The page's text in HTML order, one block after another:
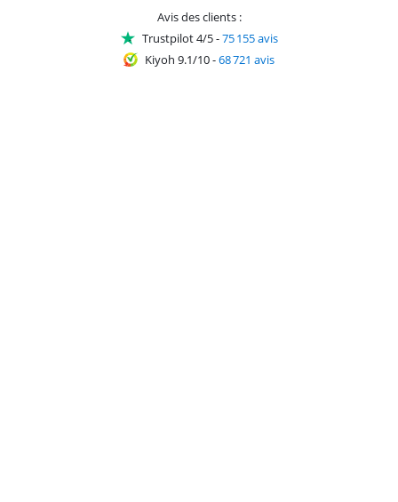
Avis des clients :
Trustpilot 4/5-75 155 avis
Kiyoh 9.1/10-68 721 avis